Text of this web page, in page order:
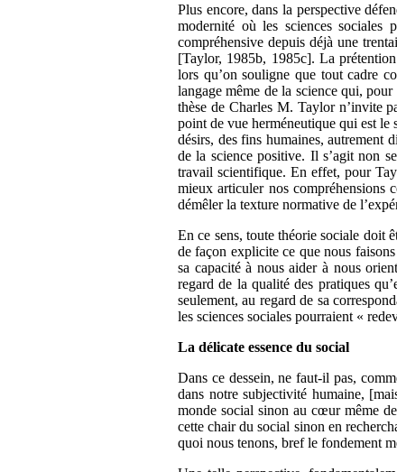
Plus encore, dans la perspective
modernité où les sciences
compréhensive depuis déjà une
[Taylor, 1985b, 1985c]. La
lors qu’on souligne que tout cadre
langage même de la science qui,
thèse de Charles M. Taylor n’invite
point de vue herméneutique qui est le
désirs, des fins humaines, autrement
de la science positive. Il s’agit non
travail scientifique. En effet, pour
mieux articuler nos compréhensions
démêler la texture normative de
En ce sens, toute théorie sociale doit
de façon explicite ce que nous
sa capacité à nous aider à nous
regard de la qualité des pratiques
seulement, au regard de sa
les sciences sociales pourraient «
La délicate essence du social
Dans ce dessein, ne faut-il pas,
dans notre subjectivité humaine,
monde social sinon au cœur même
cette chair du social sinon en
quoi nous tenons, bref le fondement